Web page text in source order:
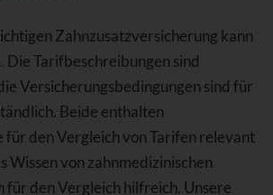
Zahnzusatzversicherung kann
Die Tarifbeschreibungen sind
Versicherungsbedingungen sind für
Beide enthalten
für den Vergleich von Tarifen relevant
Wissen von zahnmedizinischen
für den Vergleich hilfreich. Unsere